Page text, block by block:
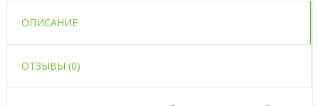
ОПИСАНИЕ
ОТЗЫВЫ (0)